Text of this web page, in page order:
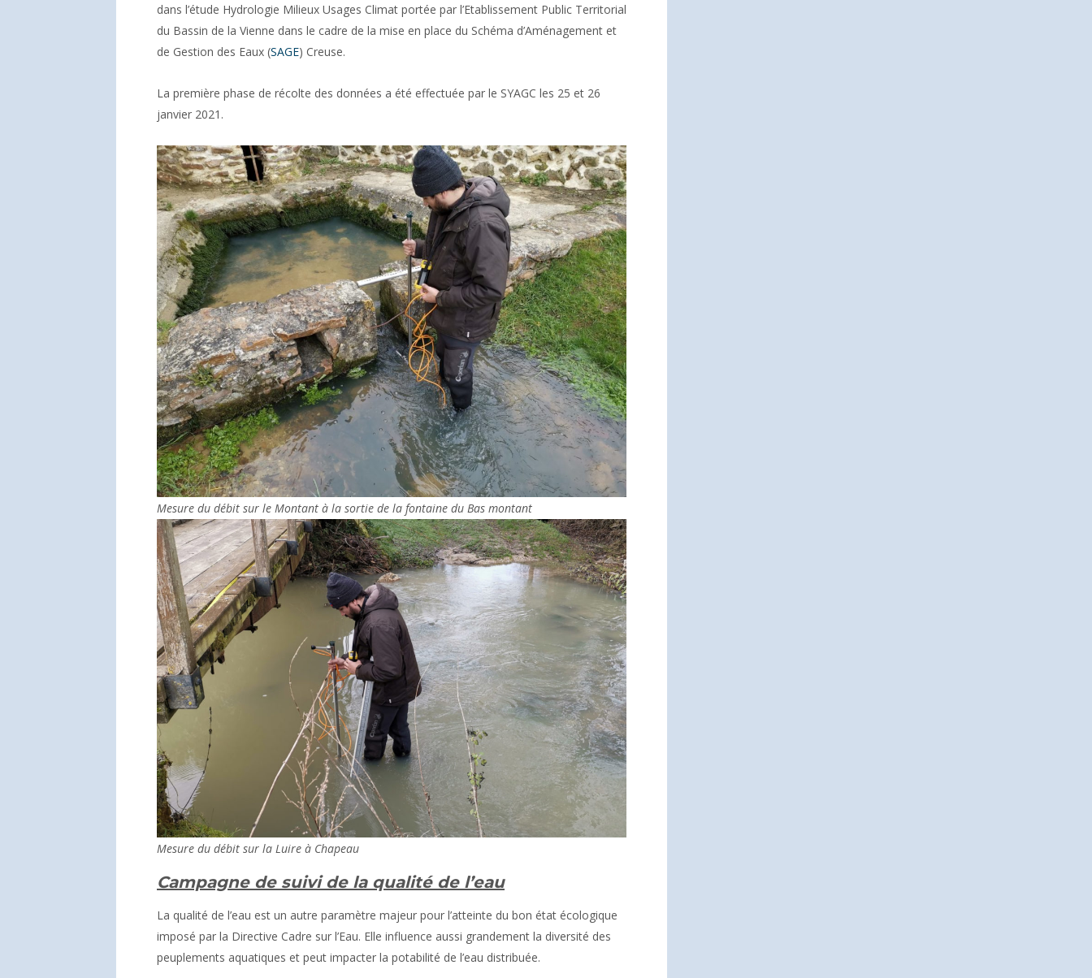
dans l’étude Hydrologie Milieux Usages Climat portée par l’Etablissement Public Territorial
du Bassin de la Vienne dans le cadre de la mise en place du Schéma d’Aménagement et
de Gestion des Eaux (SAGE) Creuse.
La première phase de récolte des données a été effectuée par le SYAGC les 25 et 26
janvier 2021.
Mesure du débit sur le Montant à la sortie de la fontaine du Bas montant
Mesure du débit sur la Luire à Chapeau
Campagne de suivi de la qualité de l’eau
La qualité de l’eau est un autre paramètre majeur pour l’atteinte du bon état écologique
imposé par la Directive Cadre sur l’Eau. Elle influence aussi grandement la diversité des
peuplements aquatiques et peut impacter la potabilité de l’eau distribuée.